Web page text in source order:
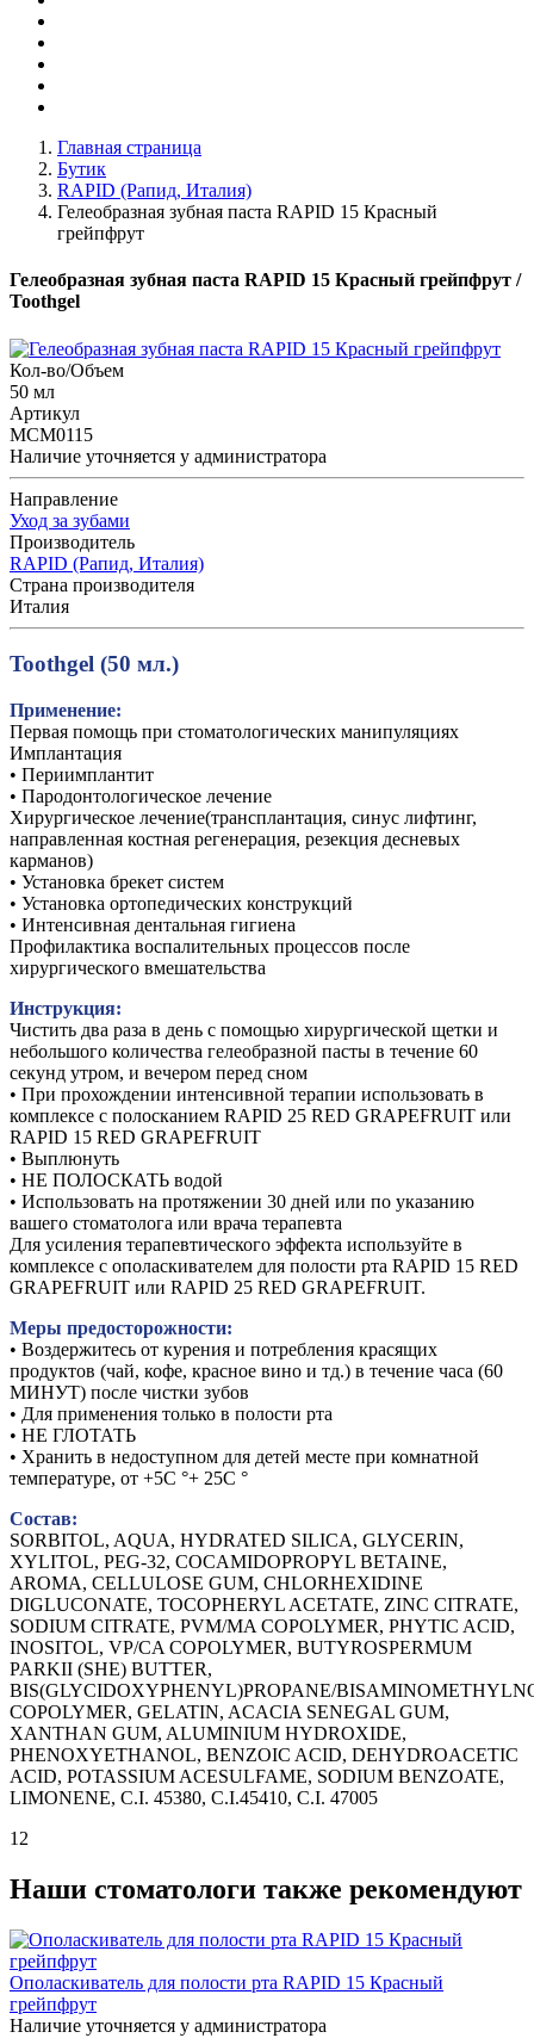
Главная страница
Бутик
RAPID (Рапид, Италия)
Гелеобразная зубная паста RAPID 15 Красный
грейпфрут
Гелеобразная зубная паста RAPID 15 Красный грейпфрут /
Toothgel
Кол-во/Объем
50 мл
Артикул
MCM0115
Наличие уточняется у администратора
Направление
Уход за зубами
Производитель
RAPID (Рапид, Италия)
Страна производителя
Италия
Toothgel (50 мл.)
Применение:
Первая помощь при стоматологических манипуляциях
Имплантация
• Периимплантит
• Пародонтологическое лечение
Хирургическое лечение(трансплантация, синус лифтинг,
направленная костная регенерация, резекция десневых
карманов)
• Установка брекет систем
• Установка ортопедических конструкций
• Интенсивная дентальная гигиена
Профилактика воспалительных процессов после
хирургического вмешательства
Инструкция:
Чистить два раза в день с помощью хирургической щетки и
небольшого количества гелеобразной пасты в течение 60
секунд утром, и вечером перед сном
• При прохождении интенсивной терапии использовать в
комплексе с полосканием RAPID 25 RED GRAPEFRUIT или
RAPID 15 RED GRAPEFRUIT
• Выплюнуть
• НЕ ПОЛОСКАТЬ водой
• Использовать на протяжении 30 дней или по указанию
вашего стоматолога или врача терапевта
Для усиления терапевтического эффекта используйте в
комплексе с ополаскивателем для полости рта RAPID 15 RED
GRAPEFRUIT или RAPID 25 RED GRAPEFRUIT.
Меры предосторожности:
• Воздержитесь от курения и потребления красящих
продуктов (чай, кофе, красное вино и тд.) в течение часа (60
МИНУТ) после чистки зубов
• Для применения только в полости рта
• НЕ ГЛОТАТЬ
• Хранить в недоступном для детей месте при комнатной
температуре, от +5C °+ 25C °
Состав:
SORBITOL, AQUA, HYDRATED SILICA, GLYCERIN,
XYLITOL, PEG-32, COCAMIDOPROPYL BETAINE,
AROMA, CELLULOSE GUM, CHLORHEXIDINE
DIGLUCONATE, TOCOPHERYL ACETATE, ZINC CITRATE,
SODIUM CITRATE, PVM/MA COPOLYMER, PHYTIC ACID,
INOSITOL, VP/CA COPOLYMER, BUTYROSPERMUM
PARKII (SHE) BUTTER,
BIS(GLYCIDOXYPHENYL)PROPANE/
COPOLYMER, GELATIN, ACACIA SENEGAL GUM,
XANTHAN GUM, ALUMINIUM HYDROXIDE,
PHENOXYETHANOL, BENZOIC ACID, DEHYDROACETIC
ACID, POTASSIUM ACESULFAME, SODIUM BENZOATE,
LIMONENE, C.I. 45380, C.I.45410, C.I. 47005
12
Наши стоматологи также рекомендуют
Ополаскиватель для полости рта RAPID 15 Красный
грейпфрут
Наличие уточняется у администратора